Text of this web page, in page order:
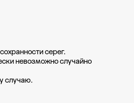
серег.
невозможно случайно
случаю.